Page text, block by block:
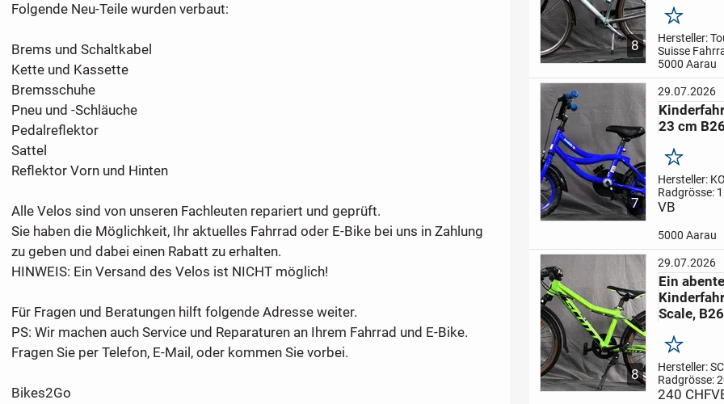
Folgende Neu-Teile wurden verbaut:
Brems und Schaltkabel
Kette und Kassette
Bremsschuhe
Pneu und -Schläuche
Pedalreflektor
Sattel
Reflektor Vorn und Hinten
Alle Velos sind von unseren Fachleuten repariert und geprüft.
Sie haben die Möglichkeit, Ihr aktuelles Fahrrad oder E-Bike bei uns in Zahlung
zu geben und dabei einen Rabatt zu erhalten.
HINWEIS: Ein Versand des Velos ist NICHT möglich!
Für Fragen und Beratungen hilft folgende Adresse weiter.
PS: Wir machen auch Service und Reparaturen an Ihrem Fahrrad und E-Bike.
Fragen Sie per Telefon, E-Mail, oder kommen Sie vorbei.
Bikes2Go
8
Merken
Hersteller:
Suisse
Radgrösse:
Gangzahl: 21
Fahrrad, in
Freizeit,
für Fahrten
5000 Aarau
7
29.07.2026
23 cm
Merken
Hersteller:
Radgrösse:
Freizeit, und
zu erkunden.
Stützräder
VB
5000 Aarau
8
29.07.2026
Ein
Scale,
Merken
Hersteller:
Radgrösse:
240 CHF